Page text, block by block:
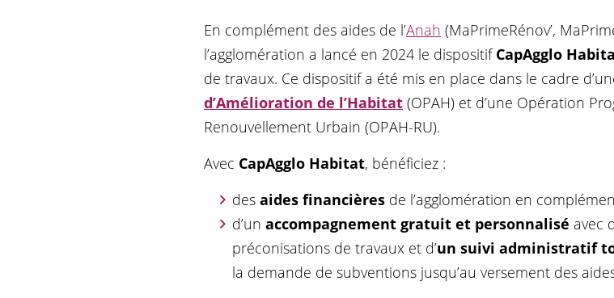
En complément des aides de l’Anah (MaPrimeRénov’,
l’agglomération a lancé en 2024 le dispositifCapAgglo
de travaux. Ce dispositif a été mis en place dans le cadre
d’Amélioration de l’Habitat (OPAH) et d’une Opération
Renouvellement Urbain (OPAH-RU).
Avec CapAgglo Habitat, bénéficiez :
des aides financières de l’agglomération en
d’un accompagnement gratuit et personnalisé avec
préconisations de travaux et d’un suivi administratif
la demande de subventions jusqu’au versement des